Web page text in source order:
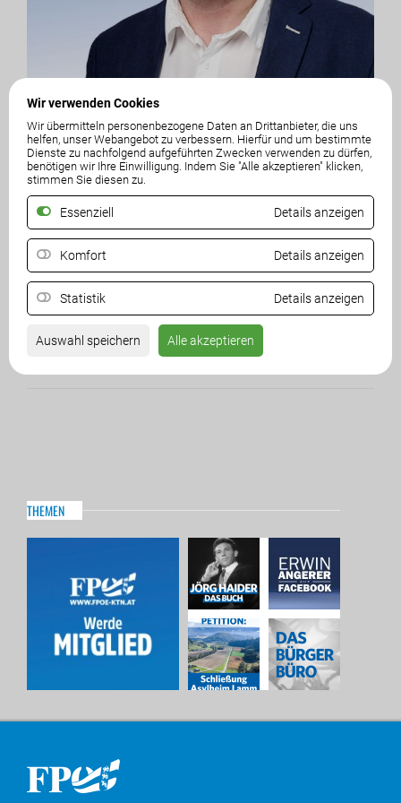
Wir verwenden Cookies
Wir übermitteln personenbezogene Daten an Drittanbieter, die uns
helfen, unser Webangebot zu verbessern. Hierfür und um bestimmte
Dienste zu nachfolgend aufgeführten Zwecken verwenden zu dürfen,
benötigen wir Ihre Einwilligung. Indem Sie "Alle akzeptieren" klicken,
stimmen Sie diesen zu.
Essenziell Details anzeigen
Komfort Details anzeigen
Statistik Details anzeigen
Auswahl speichern Alle akzeptieren
Gemeinderat
Harald Riegler
Ortsparteiobmann
Lamprechtsberg 11/2
9472 Ettendorf
Mobil:0676 - 5825591
E-Mail:haraldriegler@gmx.at
THEMEN